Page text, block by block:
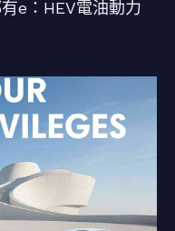
e：HEV電油動力